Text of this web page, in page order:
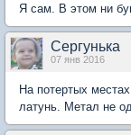
Я сам. В этом ни
Сергунька
07 янв 2016
На потертых
латунь. Метал не